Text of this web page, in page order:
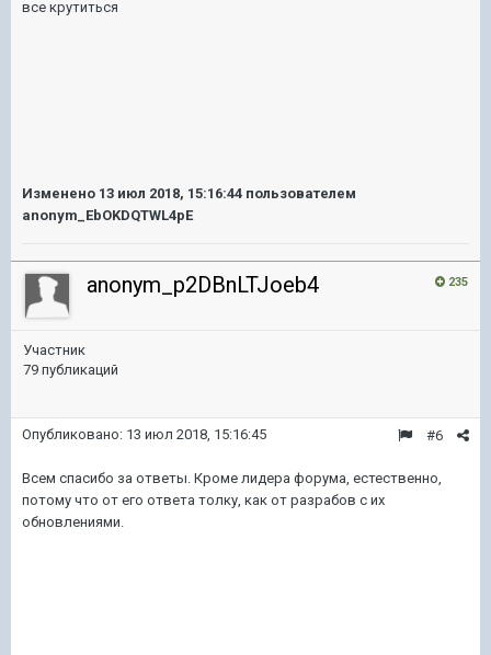
все крутиться
Изменено 13 июл 2018, 15:16:44 пользователем
anonym_EbOKDQTWL4pE
235
anonym_p2DBnLTJoeb4
Участник
79 публикаций
#6
Опубликовано: 13 июл 2018, 15:16:45
Всем спасибо за ответы. Кроме лидера форума, естественно,
потому что от его ответа толку, как от разрабов с их
обновлениями.